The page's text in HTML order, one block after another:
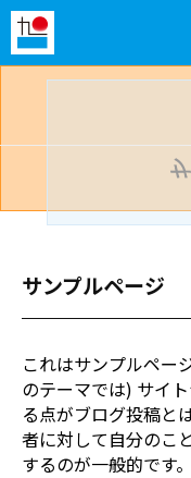
サンプルページ
これはサンプルペー
のテーマでは) サイ
る点がブログ投稿と
者に対して自分のこ
するのが一般的です